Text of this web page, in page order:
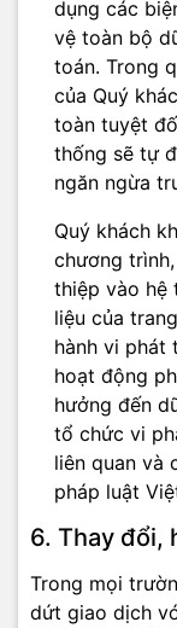
dụng các
vệ toàn bộ
toán. Trong
của Quý
toàn tuyệt
thống sẽ tự
ngăn ngừa
Quý khách
chương
thiệp vào hệ
liệu của
hành vi phát
hoạt động
hưởng đến
tổ chức vi
liên quan và
pháp luật
6. Thay đổi,
Trong mọi
dứt giao dịch